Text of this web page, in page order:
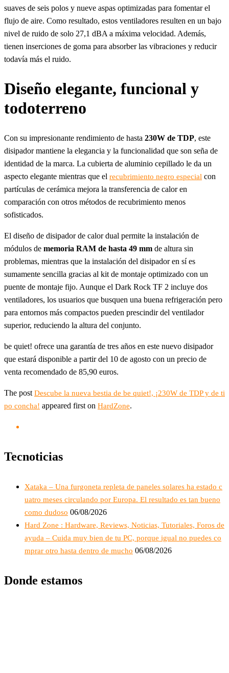
suaves de seis polos y nueve aspas optimizadas para fomentar el
flujo de aire. Como resultado, estos ventiladores resulten en un bajo
nivel de ruido de solo 27,1 dBA a máxima velocidad. Además,
tienen inserciones de goma para absorber las vibraciones y reducir
todavía más el ruido.
Diseño elegante, funcional y
todoterreno
Con su impresionante rendimiento de hasta 230W de TDP, este
disipador mantiene la elegancia y la funcionalidad que son seña de
identidad de la marca. La cubierta de aluminio cepillado le da un
aspecto elegante mientras que el recubrimiento negro especial con
partículas de cerámica mejora la transferencia de calor en
comparación con otros métodos de recubrimiento menos
sofisticados.
El diseño de disipador de calor dual permite la instalación de
módulos de memoria RAM de hasta 49 mm de altura sin
problemas, mientras que la instalación del disipador en sí es
sumamente sencilla gracias al kit de montaje optimizado con un
puente de montaje fijo. Aunque el Dark Rock TF 2 incluye dos
ventiladores, los usuarios que busquen una buena refrigeración pero
para entornos más compactos pueden prescindir del ventilador
superior, reduciendo la altura del conjunto.
be quiet! ofrece una garantía de tres años en este nuevo disipador
que estará disponible a partir del 10 de agosto con un precio de
venta recomendado de 85,90 euros.
The post Descube la nueva bestia de be quiet!, ¡230W de TDP y de ti
po concha! appeared first on HardZone.
Tecnoticias
Xataka – Una furgoneta repleta de paneles solares ha estado c
uatro meses circulando por Europa. El resultado es tan bueno
como dudoso 06/08/2026
Hard Zone : Hardware, Reviews, Noticias, Tutoriales, Foros de
ayuda – Cuida muy bien de tu PC, porque igual no puedes co
mprar otro hasta dentro de mucho 06/08/2026
Donde estamos